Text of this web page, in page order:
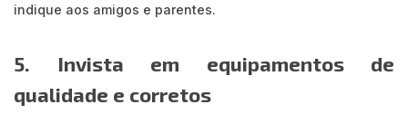
indique aos amigos e parentes.
5. Invista em equipamentos de
qualidade e corretos